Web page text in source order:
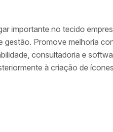
importante no tecido
Promove melhoria
consultadoria e
à criação de